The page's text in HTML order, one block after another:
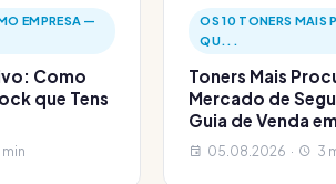
EMPRESA —
Como
que Tens
min
OS 10 TONERS MAIS
QU...
Toners Mais
Mercado de
Guia de Venda
05.08.2026 · 3